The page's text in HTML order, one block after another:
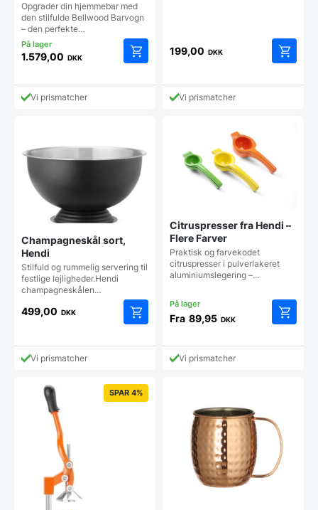
Opgrader din hjemmebar med
den stilfulde Bellwood Barvogn
– den perfekte…
1.579,00 DKK
Vi prismatcher
199,00 DKK
Vi prismatcher
Champagneskål sort,
Hendi
Stilfuld og rummelig servering til
festlige lejligheder.Hendi
champagneskålen…
499,00 DKK
Vi prismatcher
Citruspresser fra Hendi –
Flere Farver
Praktisk og farvekodet
citruspresser i pulverlakeret
aluminiumslegering –…
Fra 89,95 DKK
vare
vælges
på
Vi prismatcher
SPAR 4%